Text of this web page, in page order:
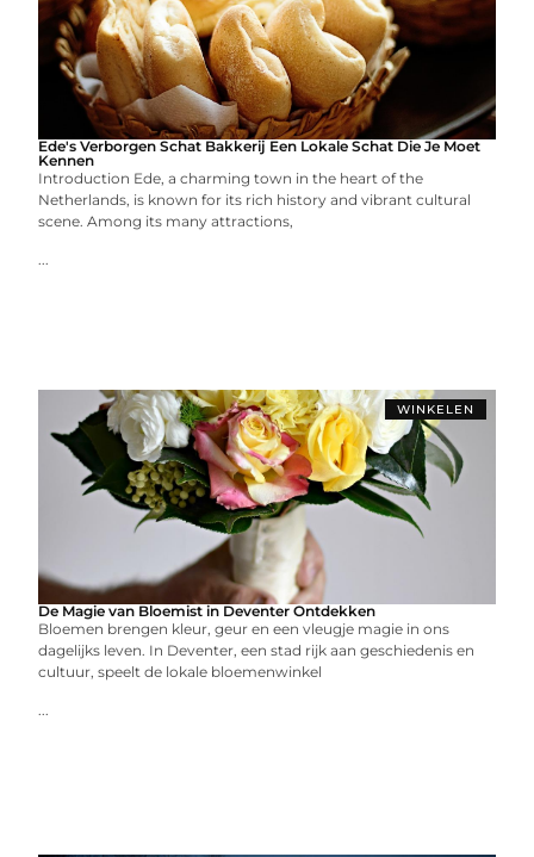
Ede's Verborgen Schat Bakkerij Een Lokale Schat Die Je Moet
Kennen
Introduction Ede, a charming town in the heart of the
Netherlands, is known for its rich history and vibrant cultural
scene. Among its many attractions,
...
WINKELEN
De Magie van Bloemist in Deventer Ontdekken
Bloemen brengen kleur, geur en een vleugje magie in ons
dagelijks leven. In Deventer, een stad rijk aan geschiedenis en
cultuur, speelt de lokale bloemenwinkel
...